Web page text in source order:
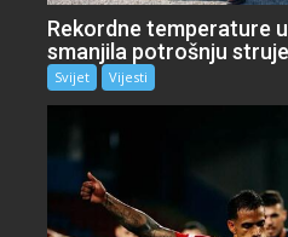
Rekordne temperature
smanjila potrošnju struje
Svijet Vijesti